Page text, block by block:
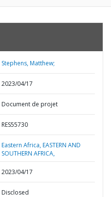
Stephens, Matthew;
2023/04/17
Document de projet
RES55730
Eastern Africa,EASTERN AND
SOUTHERN AFRICA,
2023/04/17
Disclosed